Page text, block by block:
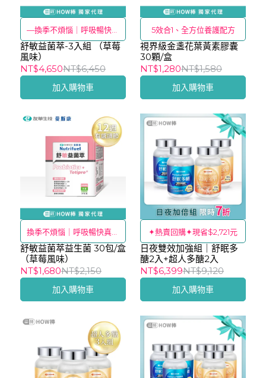
—換季不煩惱｜呼吸暢快真
舒適—
舒敏益菌萃-3入組 （草莓
風味）
NT$4,650NT$6,450
加入購物車
5效合1、全方位養護配方
視界級金盞花葉黃素膠囊
30顆/盒
NT$1,280NT$1,580
加入購物車
換季不煩惱｜呼吸暢快真舒
適
舒敏益菌萃益生菌 30包/盒
（草莓風味）
NT$1,680NT$2,150
加入購物車
✦熱賣回購✦現省$2,721元
日夜雙效加強組｜舒眠多
醣2入+超人多醣2入
NT$6,399NT$9,120
加入購物車